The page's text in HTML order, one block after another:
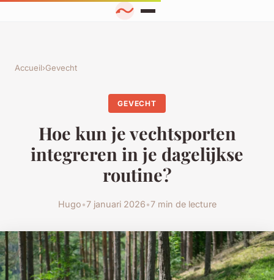
Accueil›Gevecht
GEVECHT
Hoe kun je vechtsporten
integreren in je dagelijkse
routine?
Hugo•7 januari 2026•7 min de lecture